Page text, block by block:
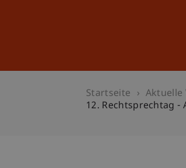
Startseite
Aktuelle
12. Rechtsprechtag